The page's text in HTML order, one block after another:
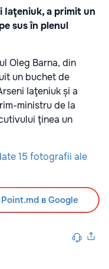
Iaţeniuk, a primit un
sus în plenul
Oleg Barna, din
un buchet de
Iaţeniuk și a
ministru de la
ţinea un
в Google